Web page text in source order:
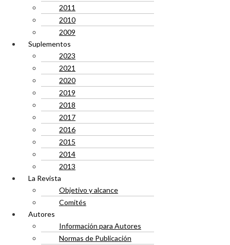
2011
2010
2009
Suplementos
2023
2021
2020
2019
2018
2017
2016
2015
2014
2013
La Revista
Objetivo y alcance
Comités
Autores
Información para Autores
Normas de Publicación